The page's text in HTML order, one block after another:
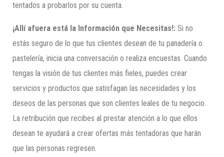
tentados a probarlos por su cuenta.
¡Allí afuera está la Información que Necesitas!: Si no
estás seguro de lo que tus clientes desean de tu panadería o
pastelería, inicia una conversación o realiza encuestas. Cuando
tengas la visión de tus clientes más fieles, puedes crear
servicios y productos que satisfagan las necesidades y los
deseos de las personas que son clientes leales de tu negocio.
La retribución que recibes al prestar atención a lo que ellos
desean te ayudará a crear ofertas más tentadoras que harán
que las personas regresen.